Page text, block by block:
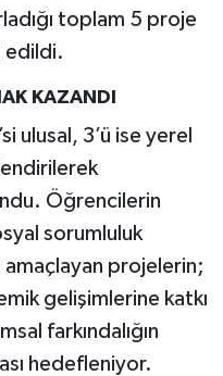
toplam 5 proje
edildi.
KAZANDI
ulusal, 3’ü ise yerel
Öğrencilerin
sorumluluk
amaçlayan projelerin;
gelişimlerine katkı
farkındalığın
hedefleniyor.